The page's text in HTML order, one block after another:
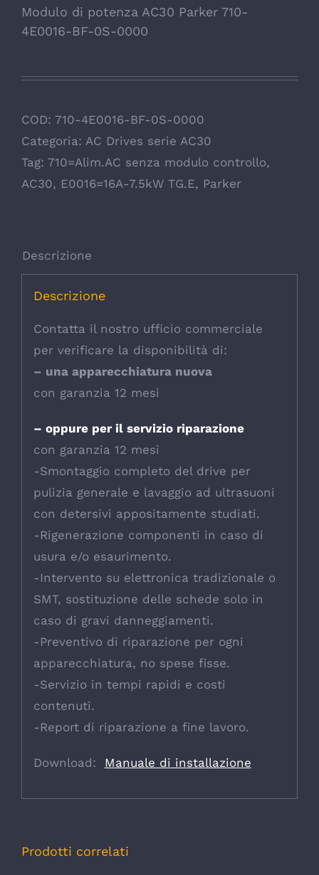
Modulo di potenza AC30 Parker 710-
4E0016-BF-0S-0000
COD: 710-4E0016-BF-0S-0000
Categoria: AC Drives serie AC30
Tag: 710=Alim.AC senza modulo controllo,
AC30, E0016=16A-7.5kW TG.E, Parker
Descrizione
Descrizione
Contatta il nostro ufficio commerciale
per verificare la disponibilità di:
– una apparecchiatura nuova
con garanzia 12 mesi
– oppure per il servizio riparazione
con garanzia 12 mesi
-Smontaggio completo del drive per
pulizia generale e lavaggio ad ultrasuoni
con detersivi appositamente studiati.
-Rigenerazione componenti in caso di
usura e/o esaurimento.
-Intervento su elettronica tradizionale o
SMT, sostituzione delle schede solo in
caso di gravi danneggiamenti.
-Preventivo di riparazione per ogni
apparecchiatura, no spese fisse.
-Servizio in tempi rapidi e costi
contenuti.
-Report di riparazione a fine lavoro.
Download: Manuale di installazione
Prodotti correlati